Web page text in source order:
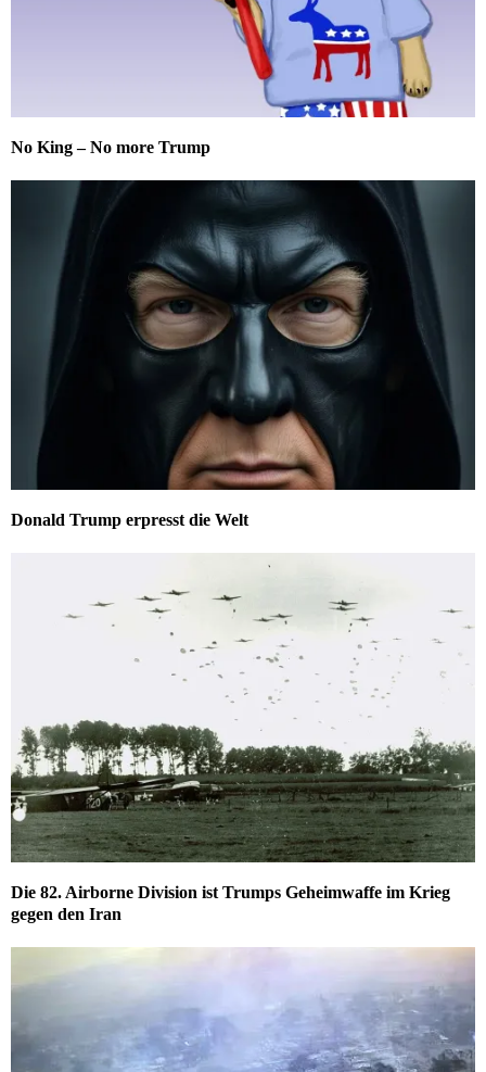
No King – No more Trump
Donald Trump erpresst die Welt
Die 82. Airborne Division ist Trumps Geheimwaffe im Krieg
gegen den Iran